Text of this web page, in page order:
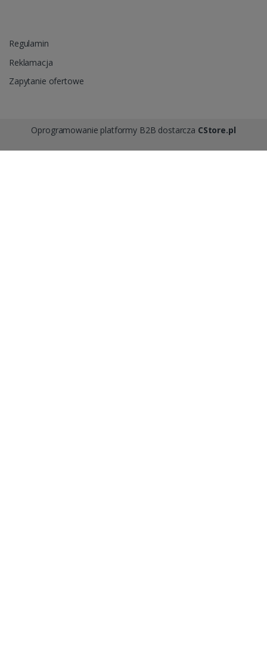
Regulamin
Reklamacja
Zapytanie ofertowe
Oprogramowanie platformy B2B dostarcza CStore.pl